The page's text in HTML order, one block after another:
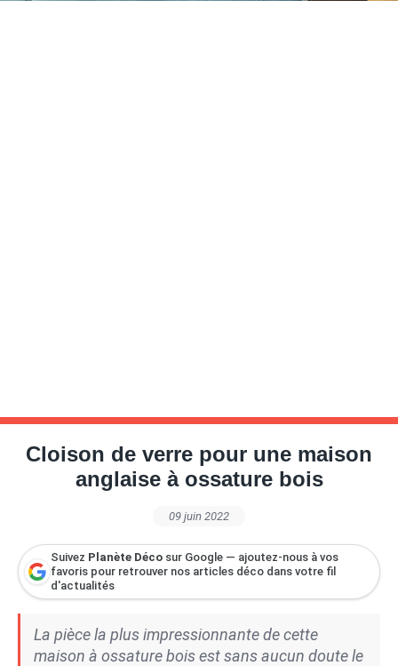
Cloison de verre pour une maison
anglaise à ossature bois
09 juin 2022
Suivez Planète Déco sur Google — ajoutez-nous à vos
favoris pour retrouver nos articles déco dans votre fil
d'actualités
La pièce la plus impressionnante de cette
maison à ossature bois est sans aucun doute le